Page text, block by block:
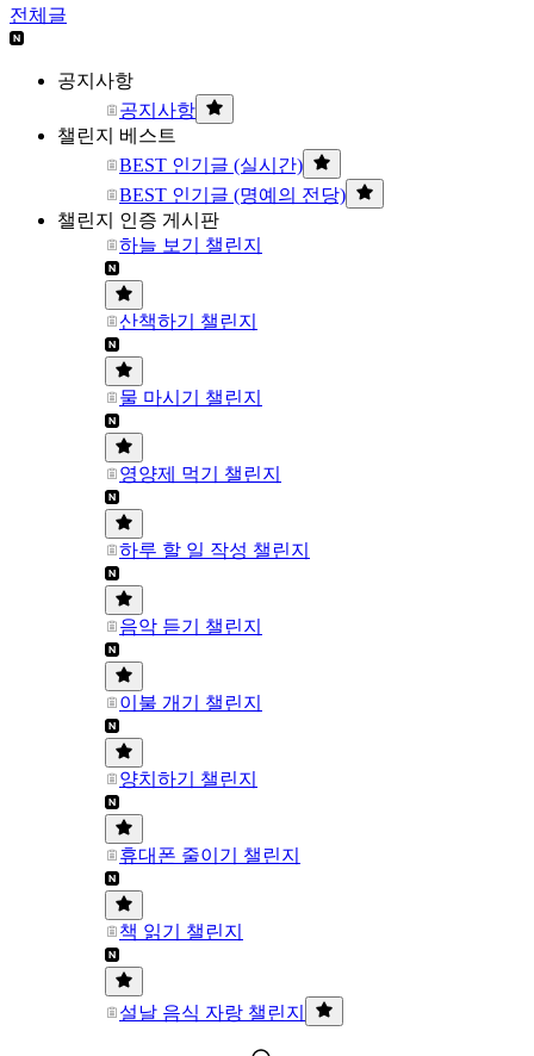
전체글
공지사항
공지사항
챌린지 베스트
BEST 인기글 (실시간)
BEST 인기글 (명예의 전당)
챌린지 인증 게시판
하늘 보기 챌린지
산책하기 챌린지
물 마시기 챌린지
영양제 먹기 챌린지
하루 할 일 작성 챌린지
음악 듣기 챌린지
이불 개기 챌린지
양치하기 챌린지
휴대폰 줄이기 챌린지
책 읽기 챌린지
설날 음식 자랑 챌린지